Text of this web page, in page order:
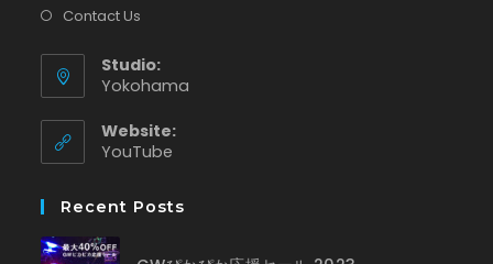
Contact Us
Studio:
Yokohama
Website:
YouTube
タ
Recent Posts